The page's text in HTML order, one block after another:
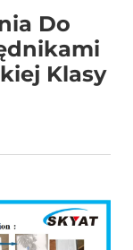
Do
Klasy